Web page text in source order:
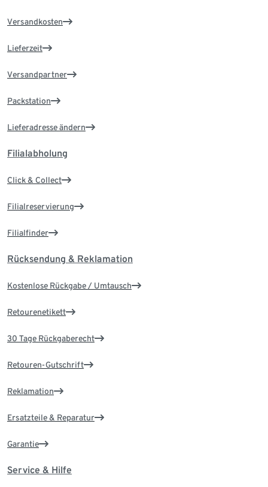
Versandkosten
Lieferzeit
Versandpartner
Packstation
Lieferadresse ändern
Filialabholung
Click & Collect
Filialreservierung
Filialfinder
Rücksendung & Reklamation
Kostenlose Rückgabe / Umtausch
Retourenetikett
30 Tage Rückgaberecht
Retouren-Gutschrift
Reklamation
Ersatzteile & Reparatur
Garantie
Service & Hilfe